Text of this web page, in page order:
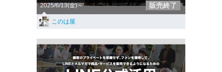
2025/6/13(金)～ 販売終了
このは屋